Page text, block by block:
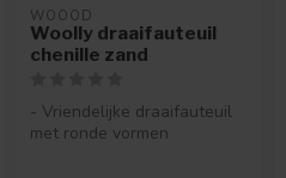
WOOOD
Woolly draaifauteuil
chenille zand
- Vriendelijke draaifauteuil
met ronde vormen